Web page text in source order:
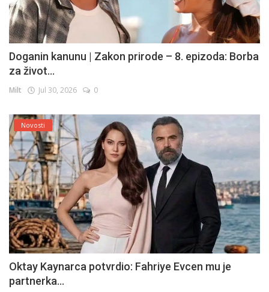
Doganin kanunu | Zakon prirode – 8. epizoda: Borba
za život...
Milt Jul 30, 2026 0
Novosti
Oktay Kaynarca potvrdio: Fahriye Evcen mu je
partnerka...